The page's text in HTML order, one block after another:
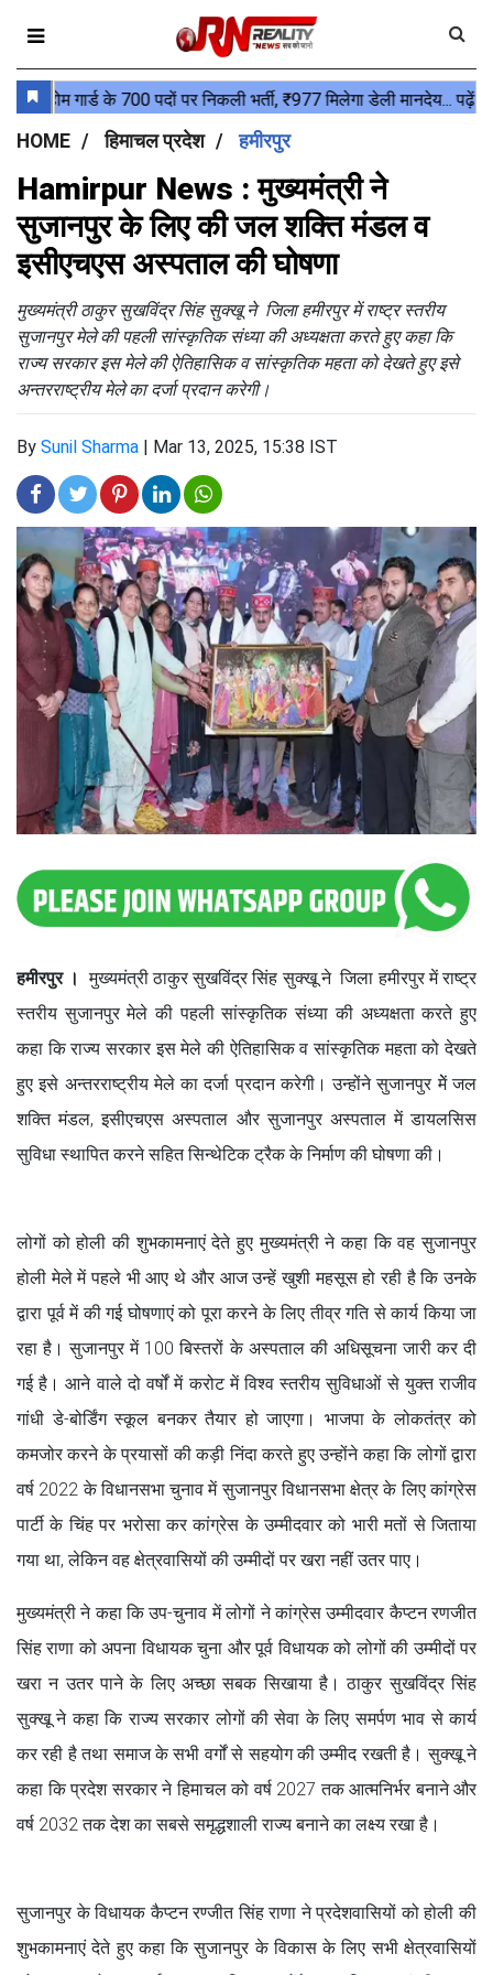
HOME हिमाचल प्रदेश हमीरपुर
Hamirpur News : मुख्यमंत्री ने
सुजानपुर के लिए की जल शक्ति मंडल व
इसीएचएस अस्पताल की घोषणा
मुख्यमंत्री ठाकुर सुखविंद्र सिंह सुक्खू ने जिला हमीरपुर में राष्ट्र स्तरीय
सुजानपुर मेले की पहली सांस्कृतिक संध्या की अध्यक्षता करते हुए कहा कि
राज्य सरकार इस मेले की ऐतिहासिक व सांस्कृतिक महता को देखते हुए इसे
अन्तरराष्ट्रीय मेले का दर्जा प्रदान करेगी।
By Sunil Sharma | Mar 13, 2025, 15:38 IST
हमीरपुर । मुख्यमंत्री ठाकुर सुखविंद्र सिंह सुक्खू ने जिला हमीरपुर में राष्ट्र
स्तरीय सुजानपुर मेले की पहली सांस्कृतिक संध्या की अध्यक्षता करते हुए
कहा कि राज्य सरकार इस मेले की ऐतिहासिक व सांस्कृतिक महता को देखते
हुए इसे अन्तरराष्ट्रीय मेले का दर्जा प्रदान करेगी। उन्होंने सुजानपुर मेें जल
शक्ति मंडल, इसीएचएस अस्पताल और सुजानपुर अस्पताल में डायलसिस
सुविधा स्थापित करने सहित सिन्थेटिक ट्रैक के निर्माण की घोषणा की।
लोगों को होली की शुभकामनाएं देते हुए मुख्यमंत्री ने कहा कि वह सुजानपुर
होली मेले में पहले भी आए थे और आज उन्हें खुशी महसूस हो रही है कि उनके
द्वारा पूर्व में की गई घोषणाएं को पूरा करने के लिए तीव्र गति से कार्य किया जा
रहा है। सुजानपुर में 100 बिस्तरों के अस्पताल की अधिसूचना जारी कर दी
गई है। आने वाले दो वर्षों में करोट में विश्व स्तरीय सुविधाओं से युक्त राजीव
गांधी डे-बोर्डिंग स्कूल बनकर तैयार हो जाएगा। भाजपा के लोकतंत्र को
कमजोर करने के प्रयासों की कड़ी निंदा करते हुए उन्होंने कहा कि लोगों द्वारा
वर्ष 2022 के विधानसभा चुनाव में सुजानपुर विधानसभा क्षेत्र के लिए कांग्रेस
पार्टी के चिंह पर भरोसा कर कांग्रेस के उम्मीदवार को भारी मतों से जिताया
गया था, लेकिन वह क्षेत्रवासियों की उम्मीदों पर खरा नहीं उतर पाए।
मुख्यमंत्री ने कहा कि उप-चुनाव में लोगों ने कांग्रेस उम्मीदवार कैप्टन रणजीत
सिंह राणा को अपना विधायक चुना और पूर्व विधायक को लोगों की उम्मीदों पर
खरा न उतर पाने के लिए अच्छा सबक सिखाया है। ठाकुर सुखविंद्र सिंह
सुक्खू ने कहा कि राज्य सरकार लोगों की सेवा के लिए समर्पण भाव से कार्य
कर रही है तथा समाज के सभी वर्गों से सहयोग की उम्मीद रखती है। सुक्खू ने
कहा कि प्रदेश सरकार ने हिमाचल को वर्ष 2027 तक आत्मनिर्भर बनाने और
वर्ष 2032 तक देश का सबसे समृद्धशाली राज्य बनाने का लक्ष्य रखा है।
सुजानपुर के विधायक कैप्टन रण्जीत सिंह राणा ने प्रदेशवासियों को होली की
शुभकामनाएं देते हुए कहा कि सुजानपुर के विकास के लिए सभी क्षेत्रवासियों